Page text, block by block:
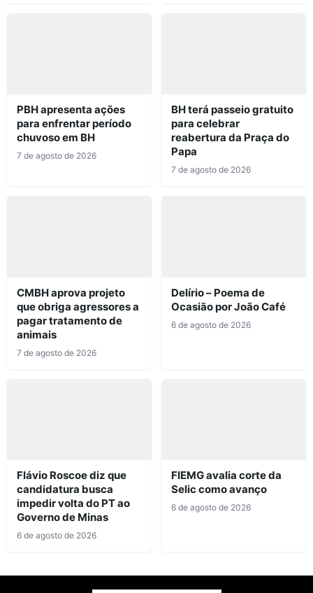
PBH apresenta ações
para enfrentar período
chuvoso em BH
7 de agosto de 2026
BH terá passeio gratuito
para celebrar
reabertura da Praça do
Papa
7 de agosto de 2026
CMBH aprova projeto
que obriga agressores a
pagar tratamento de
animais
7 de agosto de 2026
Delírio – Poema de
Ocasião por João Café
6 de agosto de 2026
Flávio Roscoe diz que
candidatura busca
impedir volta do PT ao
Governo de Minas
6 de agosto de 2026
FIEMG avalia corte da
Selic como avanço
6 de agosto de 2026